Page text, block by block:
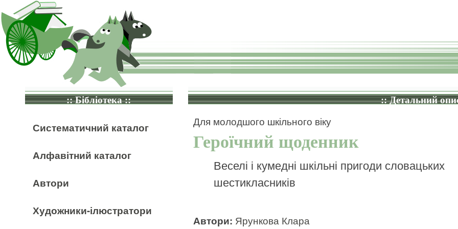
:: Бібліотека ::
Систематичний каталог
Алфавітний каталог
Автори
Художники-ілюстратори
:: Детальний
Для молодшого шкільного віку
Героїчний щоденник
Веселі і кумедні шкільні пригоди словацьких
шестикласників
Автори: Ярункова Клара